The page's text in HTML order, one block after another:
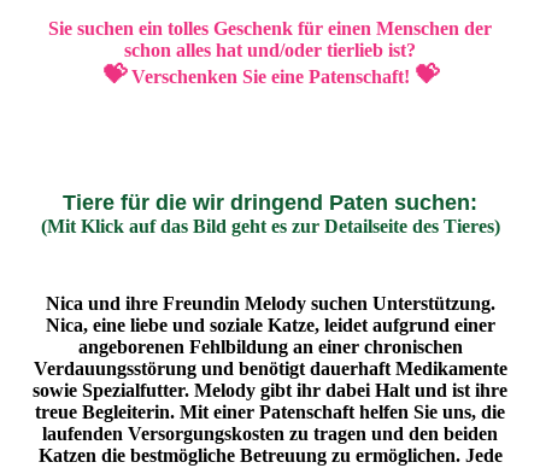
Sie suchen ein tolles Geschenk für einen Menschen der
schon alles hat und/oder tierlieb ist?
💝Verschenken Sie eine Patenschaft! 💝
Tiere für die wir dringend Paten suchen:
(Mit Klick auf das Bild geht es zur Detailseite des Tieres)
Nica und ihre Freundin Melody suchen Unterstützung.
Nica, eine liebe und soziale Katze, leidet aufgrund einer
angeborenen Fehlbildung an einer chronischen
Verdauungsstörung und benötigt dauerhaft Medikamente
sowie Spezialfutter. Melody gibt ihr dabei Halt und ist ihre
treue Begleiterin. Mit einer Patenschaft helfen Sie uns, die
laufenden Versorgungskosten zu tragen und den beiden
Katzen die bestmögliche Betreuung zu ermöglichen. Jede